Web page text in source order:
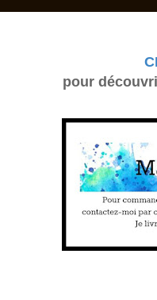
pour